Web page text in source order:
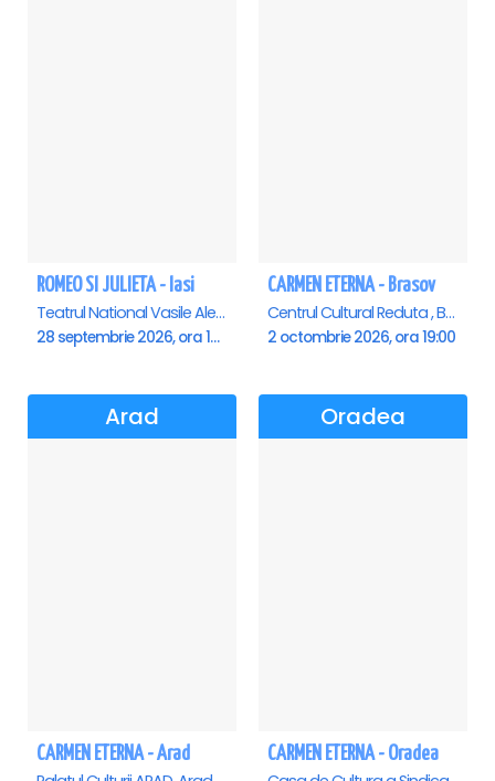
ROMEO SI JULIETA - Iasi
Teatrul National Vasile Alecsandri , Iasi
28 septembrie 2026, ora 19:00
CARMEN ETERNA - Brasov
Centrul Cultural Reduta , Brasov
2 octombrie 2026, ora 19:00
Arad
CARMEN ETERNA - Arad
Oradea
CARMEN ETERNA - Oradea